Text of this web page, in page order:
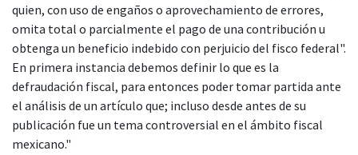
quien, con uso de engaños o aprovechamiento de errores,
omita total o parcialmente el pago de una contribución u
obtenga un beneficio indebido con perjuicio del fisco federal".
En primera instancia debemos definir lo que es la
defraudación fiscal, para entonces poder tomar partida ante
el análisis de un artículo que; incluso desde antes de su
publicación fue un tema controversial en el ámbito fiscal
mexicano."